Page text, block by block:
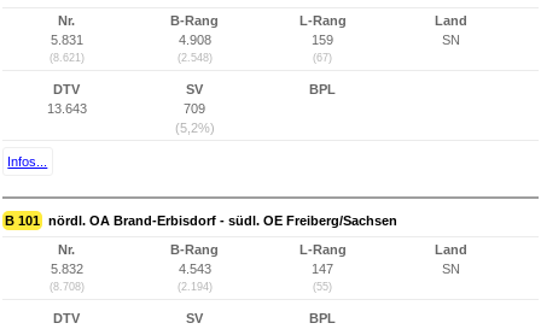
Nr.
5.831
(8.621)
B-Rang
4.908
(2.548)
L-Rang
159
(67)
Land
SN
DTV
13.643
SV
709
(5,2%)
BPL
Infos...
B 101 nördl. OA Brand-Erbisdorf - südl. OE Freiberg/Sachsen
Nr.
5.832
(8.708)
B-Rang
4.543
(2.194)
L-Rang
147
(55)
Land
SN
DTV SV BPL